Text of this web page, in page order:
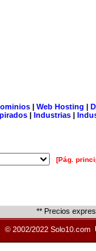
| Web Hosting |
| Industrias |
[Pág.
** Precios
© 2002/2022 Solo10.com